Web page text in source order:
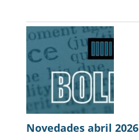
carpetas
de
investigación
Novedades abril 2026